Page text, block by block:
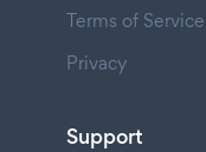
Terms of Service
Privacy
Support